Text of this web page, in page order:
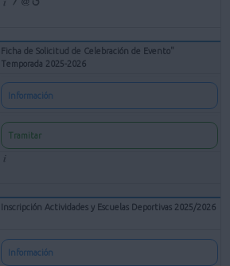
Ficha de Solicitud de Celebración de Evento"
Temporada 2025-2026
Información
Tramitar
Inscripción Actividades y Escuelas Deportivas 2025/2026
Información